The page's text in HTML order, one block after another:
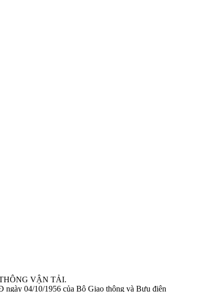
pháp thử trong phê duyệt kiểu
công nhận kiểu.
trong công nhận kiểu
do nén. Yêu cầu và phương pháp thử trong phê duyệt
VẬN TẢI.
04/10/1956 của Bộ Giao thông và Bưu điện